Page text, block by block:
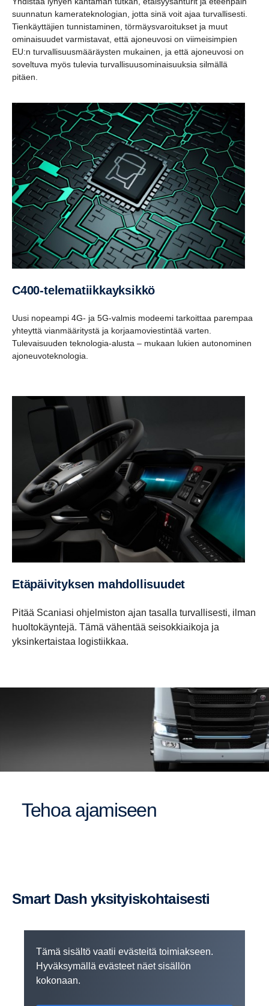
suunnatun kamerateknologian, jotta sinä voit ajaa turvallisesti.
Tienkäyttäjien tunnistaminen, törmäysvaroitukset ja muut
ominaisuudet varmistavat, että ajoneuvosi on viimeisimpien
EU:n turvallisuusmääräysten mukainen, ja että ajoneuvosi on
soveltuva myös tulevia turvallisuusominaisuuksia silmällä
pitäen.
C400-telematiikkayksikkö
Uusi nopeampi 4G- ja 5G-valmis modeemi tarkoittaa parempaa
yhteyttä vianmääritystä ja korjaamoviestintää varten.
Tulevaisuuden teknologia-alusta – mukaan lukien autonominen
ajoneuvoteknologia.
Etäpäivityksen mahdollisuudet
Pitää Scaniasi ohjelmiston ajan tasalla turvallisesti, ilman
huoltokäyntejä. Tämä vähentää seisokkiaikoja ja
yksinkertaistaa logistiikkaa.
Tehoa ajamiseen
Smart Dash yksityis­koh­tai­sesti
Tämä sisältö vaatii evästeitä toimiakseen.
Hyväksymällä evästeet näet sisällön
kokonaan.